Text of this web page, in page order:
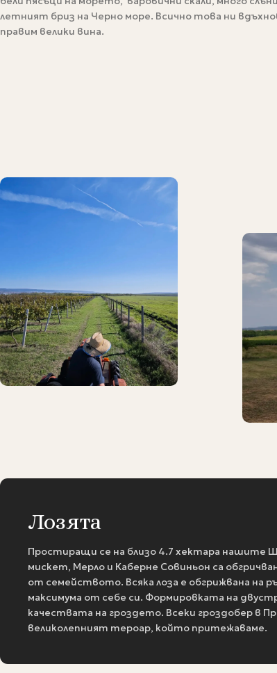
летният бриз на Черно море. Всично това ни
правим велики вина.
Лозята
Простиращи се на близо 4.7 хектара нашите
мискет, Мерло и Каберне Совиньон са
от семейството. Всяка лоза е обгрижвана на
максимума от себе си. Формировката на
качествата на гроздето. Всеки гроздобер в
великолепният тероар, който притежаваме.